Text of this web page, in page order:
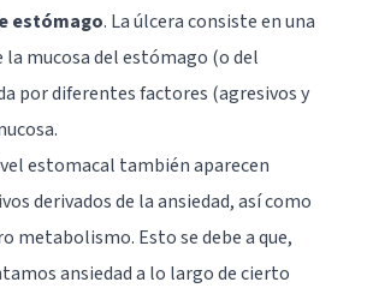
estómago. La úlcera consiste en una
la mucosa del estómago (o del
por diferentes factores (agresivos y
estomacal también aparecen
derivados de la ansiedad, así como
metabolismo. Esto se debe a que,
ansiedad a lo largo de cierto